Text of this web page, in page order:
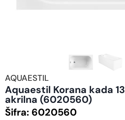
AQUAESTIL
Aquaestil Korana kada
akrilna (6020560)
Šifra: 6020560